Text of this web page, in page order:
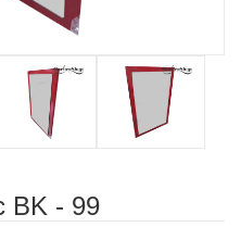
BK - 99